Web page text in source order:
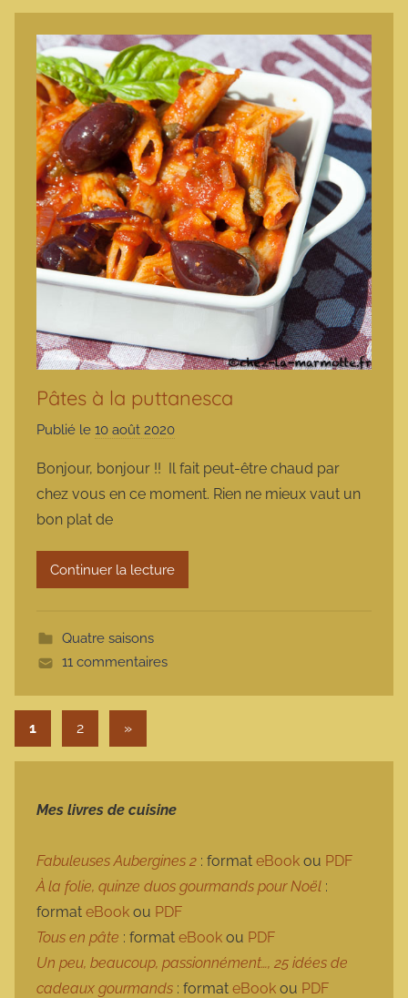
Pâtes à la puttanesca
Publié le 10 août 2020
r
m
r
Bonjour, bonjour !! Il fait peut-être chaud par
chez vous en ce moment. Rien ne mieux vaut un
bon plat de
Continuer la lecture
Quatre saisons
11 commentaires
Pagination des publications
1 2 Articles suivants
»
Mes livres de cuisine
Fabuleuses Aubergines 2 : format eBook ou PDF
À la folie, quinze duos gourmands pour Noël :
format eBook ou PDF
Tous en pâte : format eBook ou PDF
Un peu, beaucoup, passionnément…, 25 idées de
cadeaux gourmands : format eBook ou PDF